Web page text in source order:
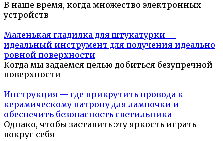
В наше время, когда множество электронных
устройств
Маленькая гладилка для штукатурки —
идеальный инструмент для получения идеально
ровной поверхности
Когда мы задаемся целью добиться безупречной
поверхности
Инструкция — где прикрутить провода к
керамическому патрону для лампочки и
обеспечить безопасность светильника
Однако, чтобы заставить эту яркость играть
вокруг себя